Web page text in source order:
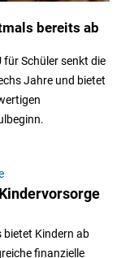
bereits ab
für Schüler senkt die
Jahre und bietet
bietet Kindern ab
finanzielle